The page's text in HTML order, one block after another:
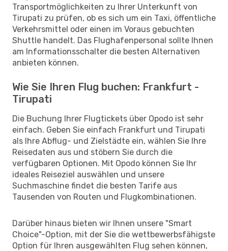
Transportmöglichkeiten zu Ihrer Unterkunft von
Tirupati zu prüfen, ob es sich um ein Taxi, öffentliche
Verkehrsmittel oder einen im Voraus gebuchten
Shuttle handelt. Das Flughafenpersonal sollte Ihnen
am Informationsschalter die besten Alternativen
anbieten können.
Wie Sie Ihren Flug buchen: Frankfurt -
Tirupati
Die Buchung Ihrer Flugtickets über Opodo ist sehr
einfach. Geben Sie einfach Frankfurt und Tirupati
als Ihre Abflug- und Zielstädte ein, wählen Sie Ihre
Reisedaten aus und stöbern Sie durch die
verfügbaren Optionen. Mit Opodo können Sie Ihr
ideales Reiseziel auswählen und unsere
Suchmaschine findet die besten Tarife aus
Tausenden von Routen und Flugkombinationen.
Darüber hinaus bieten wir Ihnen unsere "Smart
Choice"-Option, mit der Sie die wettbewerbsfähigste
Option für Ihren ausgewählten Flug sehen können,